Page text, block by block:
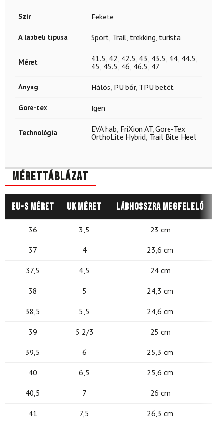
Szín Fekete
A lábbeli típusa Sport Trail trekking turista
Méret 41.5 42 42.5 43 43.5 44 44.5
45 45.5 46 46.5 47
Anyag Hálós PU bőr, TPU betét
Gore-tex Igen
Technológia EVA hab FriXion AT, Gore-Tex
OrthoLite Hybrid Trail Bite Heel
Mérettáblázat
EU-s méret UK méret Lábhosszra megfelelő
36 3,5 23 cm
37 4 23,6 cm
37,5 4,5 24 cm
38 5 24,3 cm
38,5 5,5 24,6 cm
39 5 2/3 25 cm
39,5 6 25,3 cm
40 6,5 25,6 cm
40,5 7 26 cm
41 7,5 26,3 cm